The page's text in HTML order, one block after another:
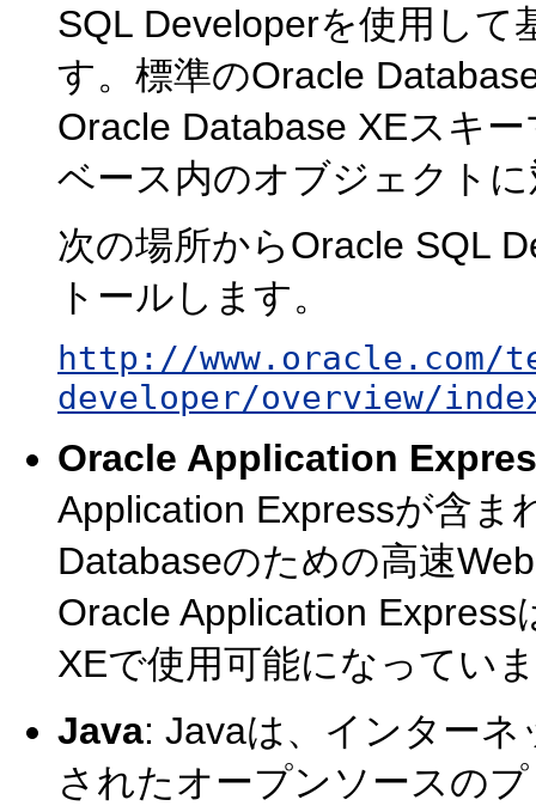
SQL Developerを使用し
す。標準のOracle
Oracle Database XEスキ
ベース内のオブジェクト
次の場所からOracle SQL
トールします。
http://www.oracle.com/
developer/overview/
Oracle Application
Application Expressが含ま
Databaseのための高速
Oracle Application
XEで使用可能になってい
Java: Javaは、インター
されたオープンソースの